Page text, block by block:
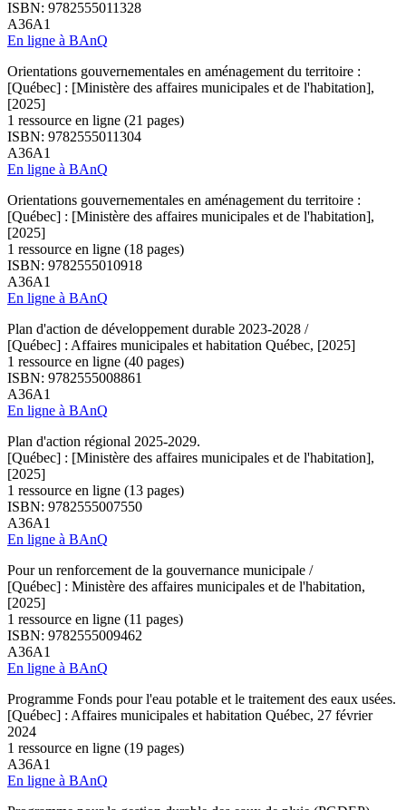
ISBN: 9782555011328
A36A1
En ligne à BAnQ
Orientations gouvernementales en aménagement du territoire :
[Québec] : [Ministère des affaires municipales et de l'habitation],
[2025]
1 ressource en ligne (21 pages)
ISBN: 9782555011304
A36A1
En ligne à BAnQ
Orientations gouvernementales en aménagement du territoire :
[Québec] : [Ministère des affaires municipales et de l'habitation],
[2025]
1 ressource en ligne (18 pages)
ISBN: 9782555010918
A36A1
En ligne à BAnQ
Plan d'action de développement durable 2023-2028 /
[Québec] : Affaires municipales et habitation Québec, [2025]
1 ressource en ligne (40 pages)
ISBN: 9782555008861
A36A1
En ligne à BAnQ
Plan d'action régional 2025-2029.
[Québec] : [Ministère des affaires municipales et de l'habitation],
[2025]
1 ressource en ligne (13 pages)
ISBN: 9782555007550
A36A1
En ligne à BAnQ
Pour un renforcement de la gouvernance municipale /
[Québec] : Ministère des affaires municipales et de l'habitation,
[2025]
1 ressource en ligne (11 pages)
ISBN: 9782555009462
A36A1
En ligne à BAnQ
Programme Fonds pour l'eau potable et le traitement des eaux usées.
[Québec] : Affaires municipales et habitation Québec, 27 février
2024
1 ressource en ligne (19 pages)
A36A1
En ligne à BAnQ